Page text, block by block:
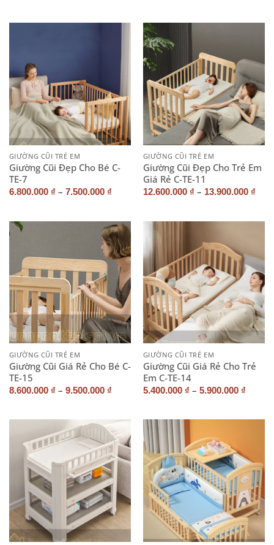
GIƯỜNG CŨI TRẺ EM
Giường Cũi Đẹp Cho Bé C-
TE-7
6.800.000 ₫ – 7.500.000 ₫
GIƯỜNG CŨI TRẺ EM
Giường Cũi Đẹp Cho Trẻ Em
Giá Rẻ C-TE-11
12.600.000 ₫ – 13.900.000 ₫
GIƯỜNG CŨI TRẺ EM
Giường Cũi Giá Rẻ Cho Bé C-
TE-15
8.600.000 ₫ – 9.500.000 ₫
GIƯỜNG CŨI TRẺ EM
Giường Cũi Giá Rẻ Cho Trẻ
Em C-TE-14
5.400.000 ₫ – 5.900.000 ₫